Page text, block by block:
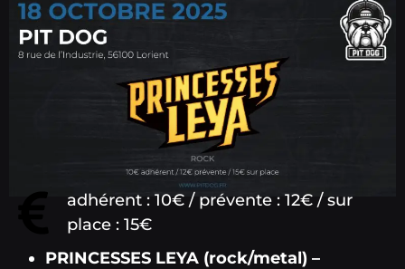
adhérent : 10€ / prévente : 12€ / sur
place : 15€
PRINCESSES LEYA (rock/metal) –